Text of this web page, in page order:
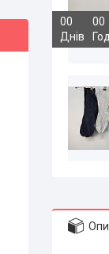
00
Днів
00